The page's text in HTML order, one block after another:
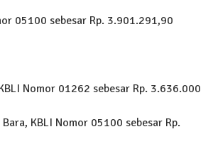
05100 sebesar Rp. 3.901.291,90
Nomor 01262 sebesar Rp. 3.636.000
KBLI Nomor 05100 sebesar Rp.